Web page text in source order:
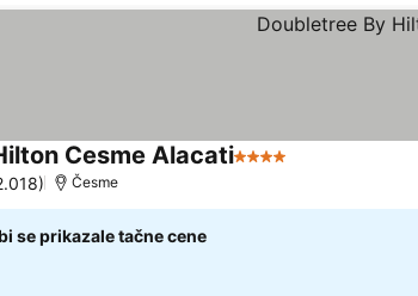
Cesme Alacati4 Zvezdice
Česme
se prikazale tačne cene